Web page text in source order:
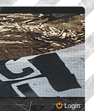
Login